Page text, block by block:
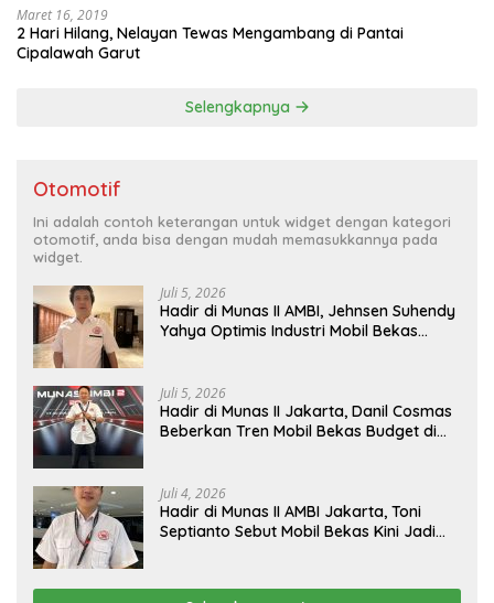
Maret 16, 2019
2 Hari Hilang, Nelayan Tewas Mengambang di Pantai
Cipalawah Garut
Selengkapnya
Otomotif
Ini adalah contoh keterangan untuk widget dengan kategori
otomotif, anda bisa dengan mudah memasukkannya pada
widget.
Juli 5, 2026
Hadir di Munas II AMBI, Jehnsen Suhendy
Yahya Optimis Industri Mobil Bekas
Juli 5, 2026
Hadir di Munas II Jakarta, Danil Cosmas
Beberkan Tren Mobil Bekas Budget di
Juli 4, 2026
Hadir di Munas II AMBI Jakarta, Toni
Septianto Sebut Mobil Bekas Kini Jadi